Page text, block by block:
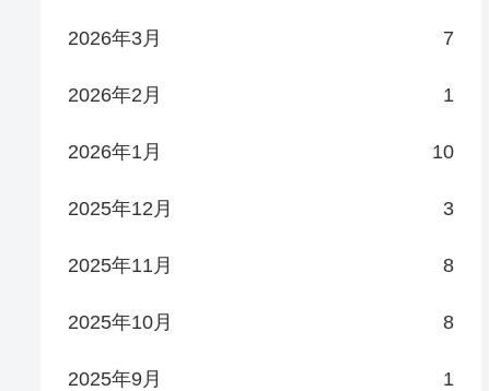
2026年3月 7
2026年2月 1
2026年1月 10
2025年12月 3
2025年11月 8
2025年10月 8
2025年9月 1